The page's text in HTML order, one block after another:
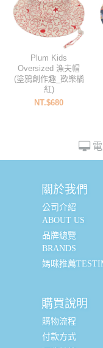
Plum Kids
Oversized 漁夫帽
(塗鴉創作趣_歡樂橘
紅)
NT.$680
關於我們
公司介紹
ABOUT US
品牌總覽
BRANDS
媽咪推薦
購買說明
購物流程
付款方式